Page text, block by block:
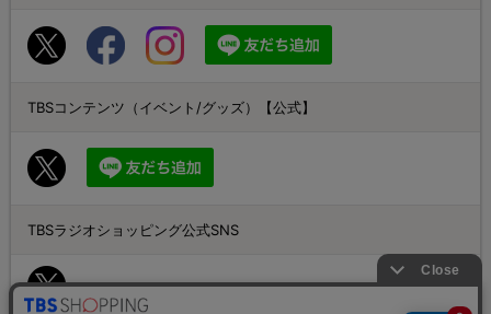
TBSコンテンツ（イベント/グッズ）【公式】
TBSラジオショッピング公式SNS